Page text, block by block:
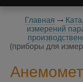
Главная
измерений
(приборы для